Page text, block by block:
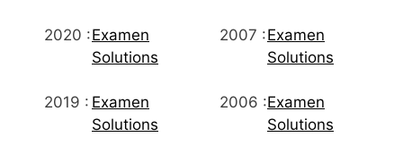
2020 :Examen
Solutions
2019 : Examen
Solutions
2007 :Examen
Solutions
2006 :Examen
Solutions